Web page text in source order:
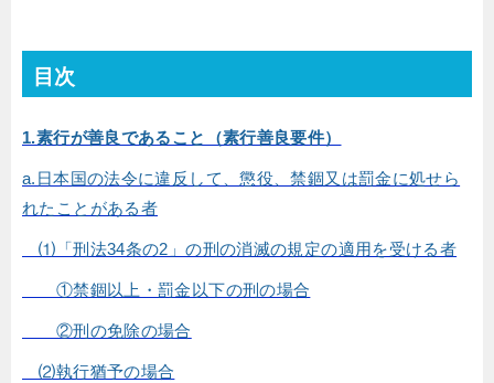
目次
1.素行が善良であること（素行善良要件）
a.日本国の法令に違反して、懲役、禁錮又は罰金に処せら
れたことがある者
⑴「刑法34条の2」の刑の消滅の規定の適用を受ける者
①禁錮以上・罰金以下の刑の場合
②刑の免除の場合
⑵執行猶予の場合